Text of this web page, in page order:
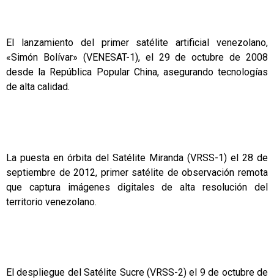
El lanzamiento del primer satélite artificial venezolano,
«Simón Bolívar» (VENESAT-1), el 29 de octubre de 2008
desde la República Popular China, asegurando tecnologías
de alta calidad.
La puesta en órbita del Satélite Miranda (VRSS-1) el 28 de
septiembre de 2012, primer satélite de observación remota
que captura imágenes digitales de alta resolución del
territorio venezolano.
El despliegue del Satélite Sucre (VRSS-2) el 9 de octubre de